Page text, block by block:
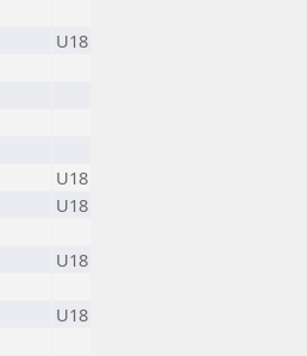
U18
U18
U18
U18
U18